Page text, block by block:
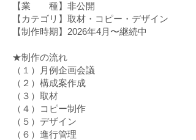
【業 種】非公開
【カテゴリ】取材・コピー・デザイン
【制作時期】2026年4月〜継続中
★制作の流れ
（１）月例企画会議
（２）構成案作成
（３）取材
（４）コピー制作
（５）デザイン
（６）進行管理